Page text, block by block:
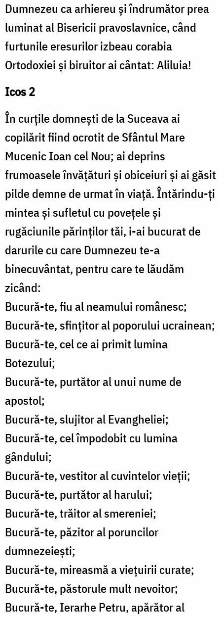
Dumnezeu ca arhiereu și îndrumător prea
luminat al Bisericii pravoslavnice, când
furtunile eresurilor izbeau corabia
Ortodoxiei și biruitor ai cântat: Aliluia!
Icos 2
În curțile domnești de la Suceava ai
copilărit fiind ocrotit de Sfântul Mare
Mucenic Ioan cel Nou; ai deprins
frumoasele învățături și obiceiuri și ai găsit
pilde demne de urmat în viață. Întărindu-ți
mintea și sufletul cu povețele și
rugăciunile părinților tăi, i-ai bucurat de
darurile cu care Dumnezeu te-a
binecuvântat, pentru care te lăudăm
zicând:
Bucură-te, fiu al neamului românesc;
Bucură-te, sfințitor al poporului ucrainean;
Bucură-te, cel ce ai primit lumina
Botezului;
Bucură-te, purtător al unui nume de
apostol;
Bucură-te, slujitor al Evangheliei;
Bucură-te, cel împodobit cu lumina
gândului;
Bucură-te, vestitor al cuvintelor vieții;
Bucură-te, purtător al harului;
Bucură-te, trăitor al smereniei;
Bucură-te, păzitor al poruncilor
dumnezeiești;
Bucură-te, mireasmă a viețuirii curate;
Bucură-te, păstorule mult nevoitor;
Bucură-te, Ierarhe Petru, apărător al